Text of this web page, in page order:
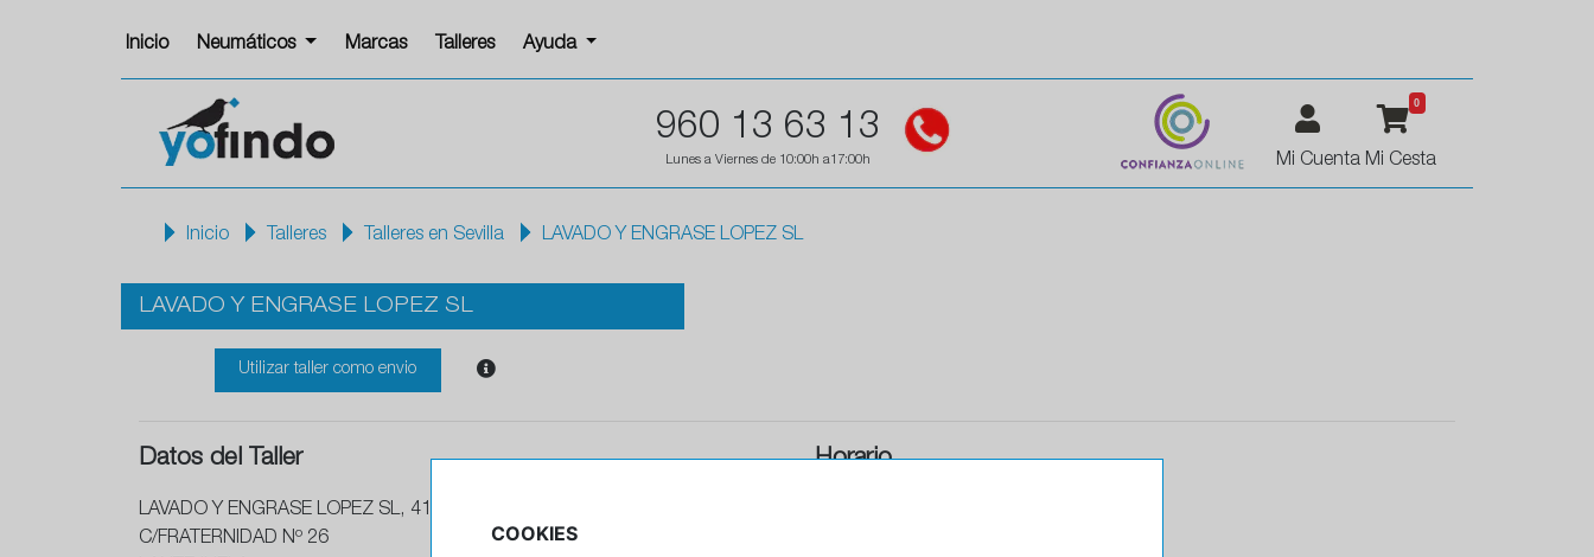
Inicio Neumáticos Marcas Talleres Ayuda
960 13 63 13
Lunes a Viernes de 10:00h a17:00h Mi Cuenta
0
Mi Cesta
Inicio Talleres Talleres en Sevilla LAVADO Y ENGRASE LOPEZ SL
LAVADO Y ENGRASE LOPEZ SL
Utilizar taller como envio
Datos del Taller
LAVADO Y ENGRASE LOPEZ SL, 41630
C/FRATERNIDAD Nº 26
Horario
COOKIES